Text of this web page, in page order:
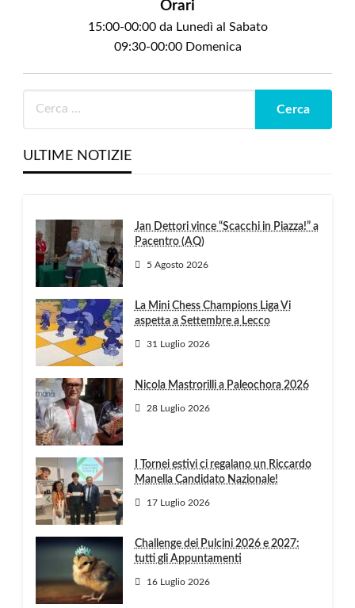
Orari
15:00-00:00 da Lunedì al Sabato
09:30-00:00 Domenica
ULTIME NOTIZIE
Jan Dettori vince “Scacchi in Piazza!” a
Pacentro (AQ)
5 Agosto 2026
La Mini Chess Champions Liga Vi
aspetta a Settembre a Lecco
31 Luglio 2026
Nicola Mastrorilli a Paleochora 2026
28 Luglio 2026
I Tornei estivi ci regalano un Riccardo
Manella Candidato Nazionale!
17 Luglio 2026
Challenge dei Pulcini 2026 e 2027:
tutti gli Appuntamenti
16 Luglio 2026